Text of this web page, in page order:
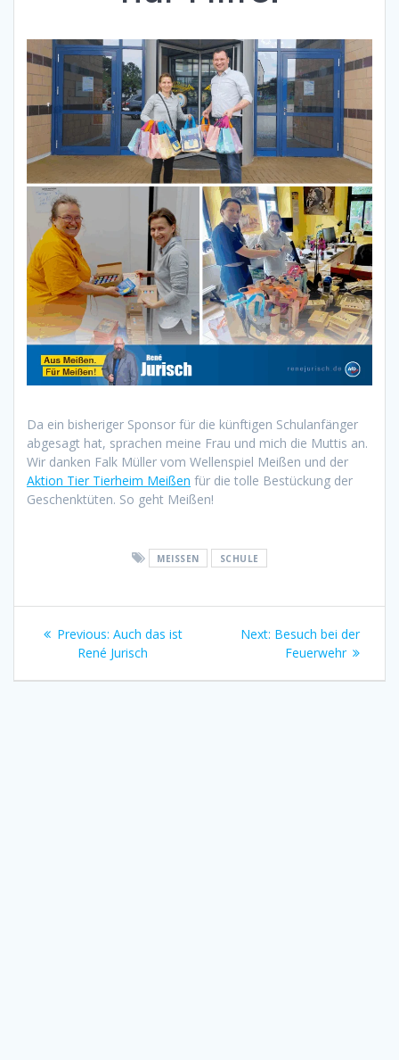
Da ein bisheriger Sponsor für die künftigen Schulanfänger
abgesagt hat, sprachen meine Frau und mich die Muttis an.
Wir danken Falk Müller vom Wellenspiel Meißen und der
Aktion Tier Tierheim Meißen für die tolle Bestückung der
Geschenktüten. So geht Meißen!
MEISSEN SCHULE
Beitrags-
Navigation
Previous: Previous
post:
Auch das ist
René Jurisch
Next: Next
post:
Besuch bei der
Feuerwehr